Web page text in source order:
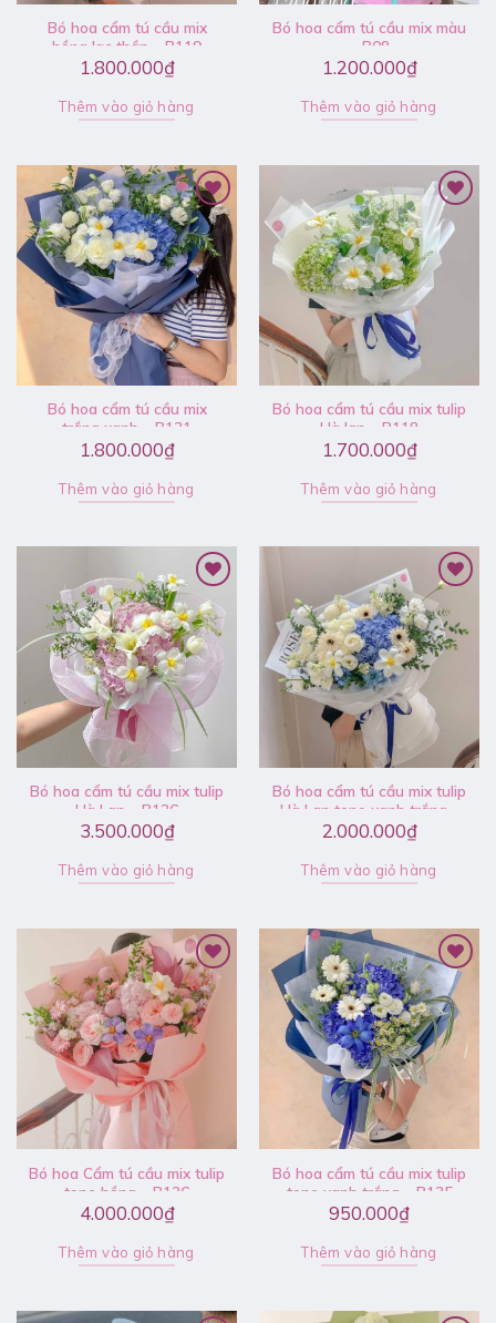
Bó hoa cẩm tú cầu mix
hồng lạc thần – B119
1.800.000₫
Thêm vào giỏ hàng
Bó hoa cẩm tú cầu mix màu
– B08
1.200.000₫
Thêm vào giỏ hàng
Bó hoa cẩm tú cầu mix
trắng xanh – B131
1.800.000₫
Thêm vào giỏ hàng
Bó hoa cẩm tú cầu mix tulip
Hà lan – B118
1.700.000₫
Thêm vào giỏ hàng
Bó hoa cẩm tú cầu mix tulip
Hà Lan – B126
3.500.000₫
Thêm vào giỏ hàng
Bó hoa cẩm tú cầu mix tulip
Hà Lan tone xanh trắng –
B121
2.000.000₫
Thêm vào giỏ hàng
Bó hoa Cẩm tú cầu mix tulip
tone hồng – B136
4.000.000₫
Thêm vào giỏ hàng
Bó hoa cẩm tú cầu mix tulip
tone xanh trắng – B135
950.000₫
Thêm vào giỏ hàng